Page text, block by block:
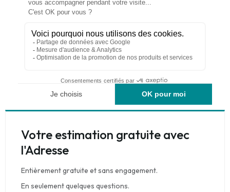
Votre estimation gratuite avec
l'Adresse
Entièrement gratuite et sans engagement.
En seulement quelques questions.